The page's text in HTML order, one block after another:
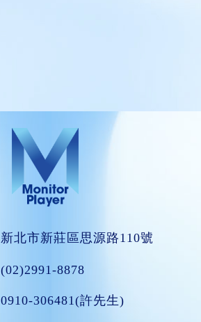
新北市新莊區思源路110號
(02)2991-8878
0910-306481(許先生)